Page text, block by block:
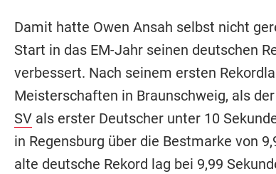
Damit hatte Owen Ansah selbst nicht
Start in das EM-Jahr seinen deutschen
verbessert. Nach seinem ersten
Meisterschaften in Braunschweig, als
SVals erster Deutscher unter 10
in Regensburg über die Bestmarke von
alte deutsche Rekord lag bei 9,99